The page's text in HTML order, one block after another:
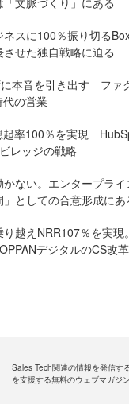
スに100％振り切る
せた独自戦略に迫る
に本音を引き出す ファ
代の営業
起率100％を実現
レッジの戦略
ない。エンタープラ
」としての合意形成にあ
り越えNRR107％を実
デジタルのCS改革
Sales Tech関連の情報を発信す
を支援する無料のウェブマガジン